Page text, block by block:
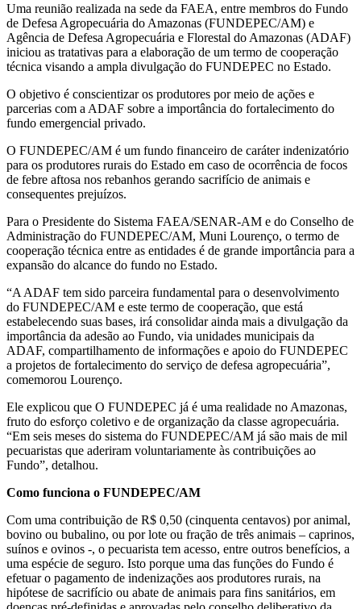
Uma reunião realizada na sede da FAEA, entre membros do Fundo
de Defesa Agropecuária do Amazonas (FUNDEPEC/AM) e
Agência de Defesa Agropecuária e Florestal do Amazonas (ADAF)
iniciou as tratativas para a elaboração de um termo de cooperação
técnica visando a ampla divulgação do FUNDEPEC no Estado.
O objetivo é conscientizar os produtores por meio de ações e
parcerias com a ADAF sobre a importância do fortalecimento do
fundo emergencial privado.
O FUNDEPEC/AM é um fundo financeiro de caráter indenizatório
para os produtores rurais do Estado em caso de ocorrência de focos
de febre aftosa nos rebanhos gerando sacrifício de animais e
consequentes prejuízos.
Para o Presidente do Sistema FAEA/SENAR-AM e do Conselho de
Administração do FUNDEPEC/AM, Muni Lourenço, o termo de
cooperação técnica entre as entidades é de grande importância para a
expansão do alcance do fundo no Estado.
“A ADAF tem sido parceira fundamental para o desenvolvimento
do FUNDEPEC/AM e este termo de cooperação, que está
estabelecendo suas bases, irá consolidar ainda mais a divulgação da
importância da adesão ao Fundo, via unidades municipais da
ADAF, compartilhamento de informações e apoio do FUNDEPEC
a projetos de fortalecimento do serviço de defesa agropecuária”,
comemorou Lourenço.
Ele explicou que O FUNDEPEC já é uma realidade no Amazonas,
fruto do esforço coletivo e de organização da classe agropecuária.
“Em seis meses do sistema do FUNDEPEC/AM já são mais de mil
pecuaristas que aderiram voluntariamente às contribuições ao
Fundo”, detalhou.
Como funciona o FUNDEPEC/AM
Com uma contribuição de R$ 0,50 (cinquenta centavos) por animal,
bovino ou bubalino, ou por lote ou fração de três animais – caprinos,
suínos e ovinos -, o pecuarista tem acesso, entre outros benefícios, a
uma espécie de seguro. Isto porque uma das funções do Fundo é
efetuar o pagamento de indenizações aos produtores rurais, na
hipótese de sacrifício ou abate de animais para fins sanitários, em